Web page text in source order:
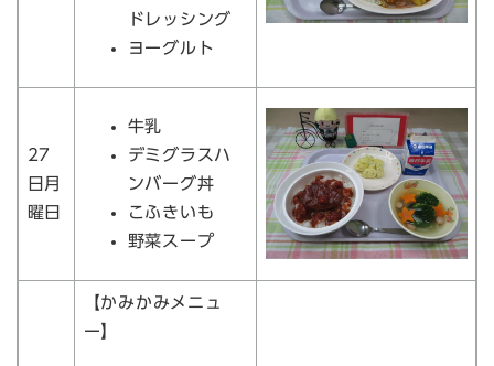
ドレッシング
ヨーグルト
27
日月
曜日
牛乳
デミグラスハ
ンバーグ丼
こふきいも
野菜スープ
【かみかみメニュ
ー】